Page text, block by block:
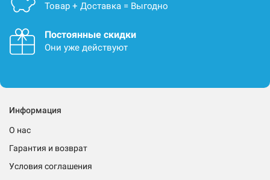
Товар + Доставка = Выгодно
Постоянные скидки
Они уже действуют
Информация
О нас
Гарантия и возврат
Условия соглашения